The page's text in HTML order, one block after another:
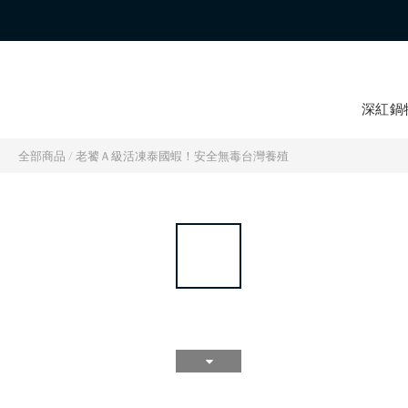
深紅鍋
全部商品 / 老饕Ａ級活凍泰國蝦！安全無毒台灣養殖